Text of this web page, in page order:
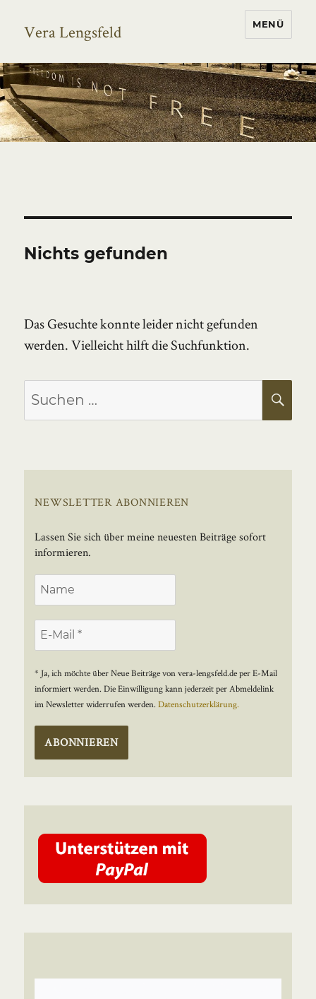
Vera Lengsfeld MENÜ
Nichts gefunden
Das Gesuchte konnte leider nicht gefunden
werden. Vielleicht hilft die Suchfunktion.
Suchen
nach:
NEWSLETTER ABONNIEREN
Lassen Sie sich über meine neuesten Beiträge sofort
informieren.
* Ja, ich möchte über Neue Beiträge von vera-lengsfeld.de per E-Mail
informiert werden. Die Einwilligung kann jederzeit per Abmeldelink
im Newsletter widerrufen werden.Datenschutzerklärung.